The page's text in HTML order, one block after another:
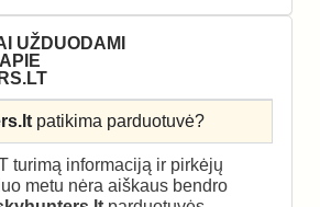
UŽDUODAMI
patikima parduotuvė?
turimą informaciją ir pirkėjų
metu nėra aiškaus bendro